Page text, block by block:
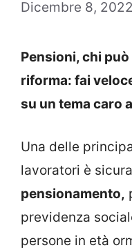
Dicembre 8, 2022
Pensioni, chi
riforma: fai
su un tema caro
Una delle
lavoratori è
pensionamento,
previdenza
persone in età